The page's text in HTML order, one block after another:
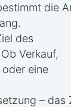
die
des
Verkauf,
eine
– das